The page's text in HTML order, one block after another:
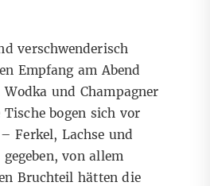
verschwenderisch
Empfang am Abend
und Champagner
bogen sich vor
Ferkel, Lachse und
von allem
Bruchteil hätten die